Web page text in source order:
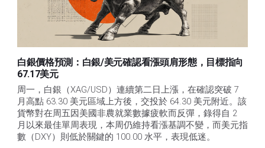
白銀價格預測：白銀/美元確認看漲頭肩形態，目標指向
67.17美元
周一，白銀（XAG/USD）連續第二日上漲，在確認突破 7
月高點 63.30 美元區域上方後，交投於 64.30 美元附近。該
貨幣對在周五因美國非農就業數據疲軟而反彈，錄得自 2
月以來最佳單周表現，本周仍維持看漲基調不變，而美元指
數（DXY）則低於關鍵的 100.00 水平，表現低迷。